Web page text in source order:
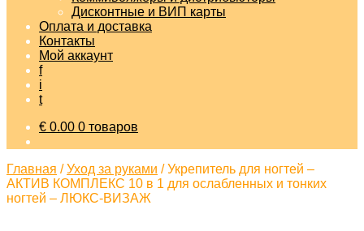
Дисконтные и ВИП карты
Оплата и доставка
Контакты
Мой аккаунт
f
i
t
€ 0.00 0 товаров
Главная /Уход за руками /Укрепитель для ногтей –
АКТИВ КОМПЛЕКС 10 в 1 для ослабленных и тонких
ногтей – ЛЮКС-ВИЗАЖ